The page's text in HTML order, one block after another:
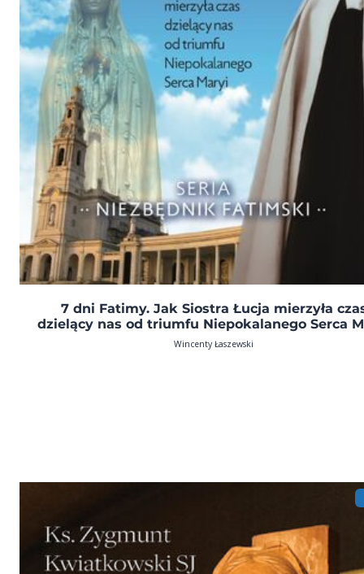
7 dni Fatimy. Jak Siostra Łucja mierzyła
dzielący nas od triumfu Niepokalanego Serca
Wincenty Łaszewski